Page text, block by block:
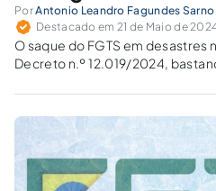
PorAntonio Leandro Fagundes Sarno
Destacado em 21 de Maio de 2024
O saque do FGTS em
Decreto n.º 12.019/2024,
comprobatória da situação de